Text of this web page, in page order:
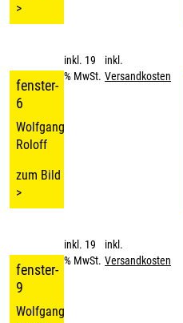
>
fenster-
6
Wolfgang
Roloff
zum Bild
>
inkl. 19
% MwSt.
inkl.
Versandkosten
fenster-
9
Wolfgang
inkl. 19
% MwSt.
inkl.
Versandkosten